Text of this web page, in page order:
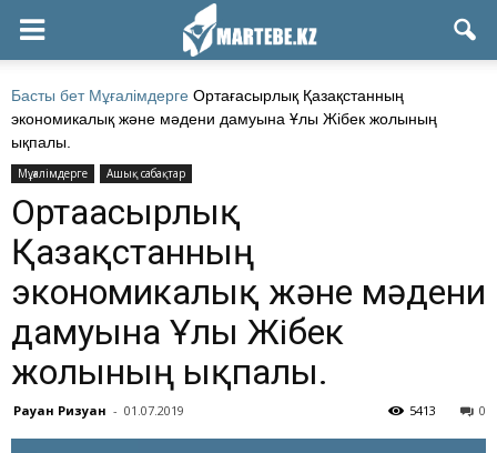
Басты бет Мұғалімдерге Ортағасырлық Қазақстанның
экономикалық және мәдени дамуына Ұлы Жібек жолының
ықпалы.
Мұғалімдерге Ашық сабақтар
Ортағасырлық
Қазақстанның
экономикалық және мәдени
дамуына Ұлы Жібек
жолының ықпалы.
Рауан Ризуан - 01.07.2019 0
5413